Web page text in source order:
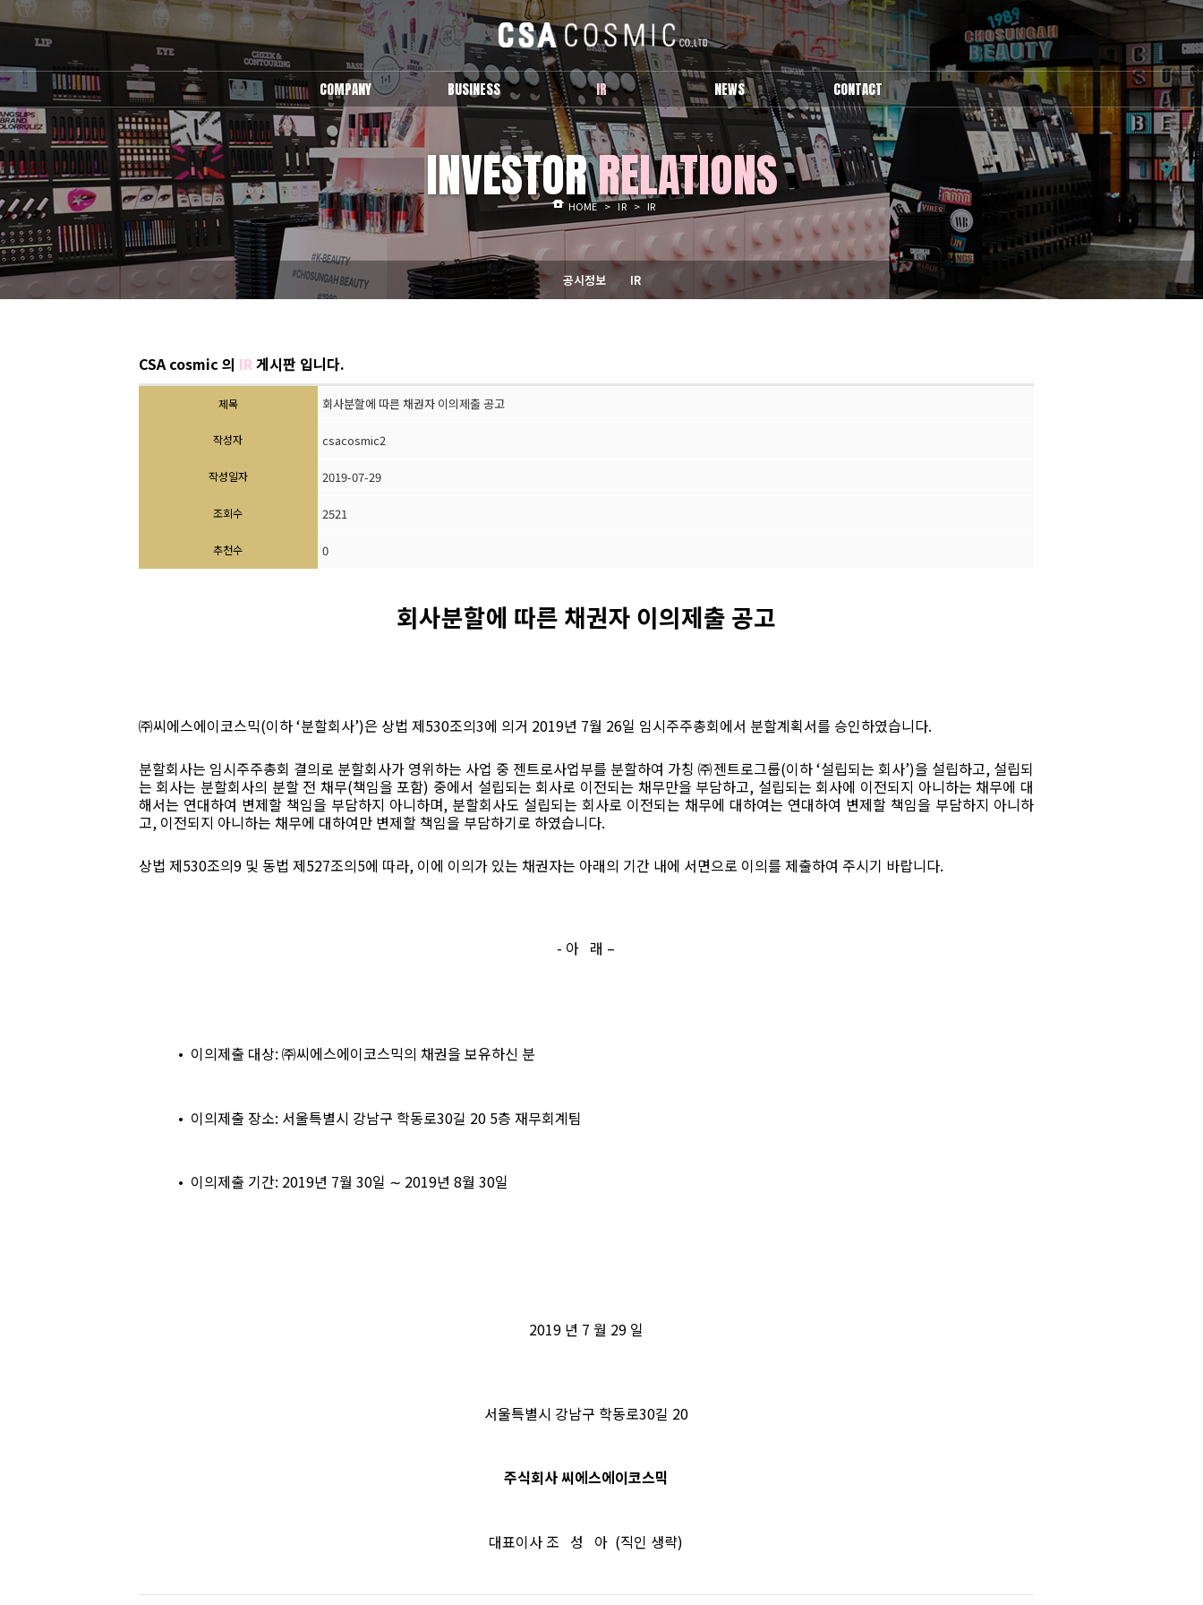
COMPANY
회사소개
오시는길
BUSINESS
브랜드 소개
IR
공시정보
IR
NEWS
Activity
CONTACT
1:1문의
INVESTORRELATIONS
공시정보 IR
HOME > IR > IR
CSA cosmic 의 IR게시판 입니다.
제목 회사분할에 따른 채권자 이의제출 공고
작성자 csacosmic2
작성일자 2019-07-29
조회수 2521
추천수 0
회사분할에 따른 채권자 이의제출 공고
㈜씨에스에이코스믹(이하‘분할회사’)은 상법 제530조의3에 의거 2019년 7월 26일 임시주주총회에서 분할계획서를 승인하였습니다.
분할회사는 임시주주총회 결의로 분할회사가 영위하는 사업 중 젠트로사업부를 분할하여 가칭 ㈜젠트로그룹(이하‘설립되는 회사’)을 설립하고, 설립되
는 회사는 분할회사의 분할 전 채무(책임을 포함) 중에서 설립되는 회사로 이전되는 채무만을 부담하고, 설립되는 회사에 이전되지 아니하는 채무에 대
해서는 연대하여 변제할 책임을 부담하지 아니하며, 분할회사도 설립되는 회사로 이전되는 채무에 대하여는 연대하여 변제할 책임을 부담하지 아니하
고, 이전되지 아니하는 채무에 대하여만 변제할 책임을 부담하기로 하였습니다.
상법 제530조의9 및 동법 제527조의5에 따라, 이에 이의가 있는 채권자는 아래의 기간 내에 서면으로 이의를 제출하여 주시기 바랍니다.
- 아 래 –
• 이의제출 대상: ㈜씨에스에이코스믹의 채권을 보유하신 분
• 이의제출 장소: 서울특별시 강남구 학동로30길 20 5층 재무회계팀
• 이의제출 기간: 2019년 7월 30일 ∼ 2019년 8월 30일
2019 년 7 월 29 일
서울특별시 강남구 학동로30길 20
주식회사 씨에스에이코스믹
대표이사 조 성 아 (직인 생략)